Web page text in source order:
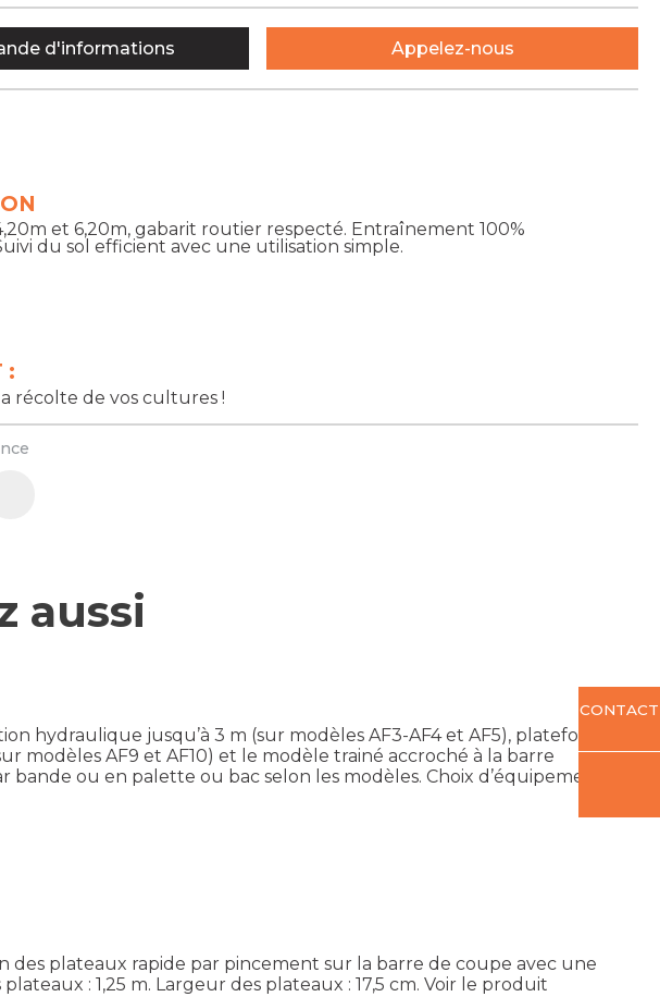
:
récolte de vos cultures !
et 6,20m, gabarit routier respecté. Entraînement 100%
du sol efficient avec une utilisation simple.
d'informations Appelez-nous
aussi
hydraulique jusqu’à 3 m (sur modèles AF3-AF4 et AF5), plateforme
modèles AF9 et AF10) et le modèle trainé accroché à la barre
ou en palette ou bac selon les modèles. Choix d’équipements en
plateaux rapide par pincement sur la barre de coupe avec une
: 1,25 m. Largeur des plateaux : 17,5 cm. Voir le produit
CONTACT